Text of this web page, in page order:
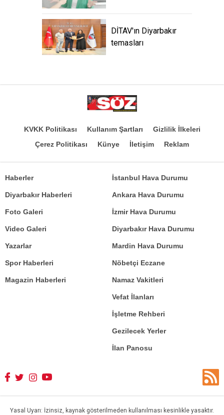
DİTAV'ın Diyarbakır
temasları
KVKK Politikası Kullanım Şartları
Gizlilik İlkeleri
Çerez Politikası
Künye İletişim Reklam
Haberler
Diyarbakır Haberleri
Foto Galeri
Video Galeri
Yazarlar
İstanbul Hava Durumu
Ankara Hava Durumu
İzmir Hava Durumu
Diyarbakır Hava Durumu
Mardin Hava Durumu
Spor Haberleri
Magazin Haberleri
Nöbetçi Eczane
Namaz Vakitleri
Vefat İlanları
İşletme Rehberi
Gezilecek Yerler
İlan Panosu
Yasal Uyarı: İzinsiz, kaynak gösterilmeden kullanılması kesinlikle yasaktır.